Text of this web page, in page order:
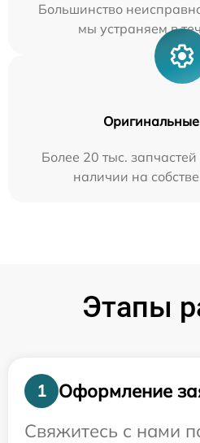
Большинство
мы устраняем в
Оригинальные
Более 20 тыс.
наличии на
Этапы
1
Оформление
Свяжитесь с нами